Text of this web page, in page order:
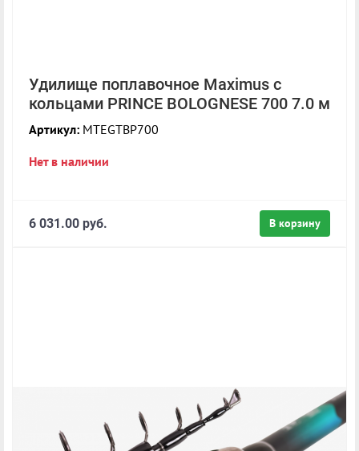
Удилище поплавочное Maximus с
кольцами PRINCE BOLOGNESE 700 7.0 м
Артикул: MTEGTBP700
Нет в наличии
В корзину
6 031.00 руб.